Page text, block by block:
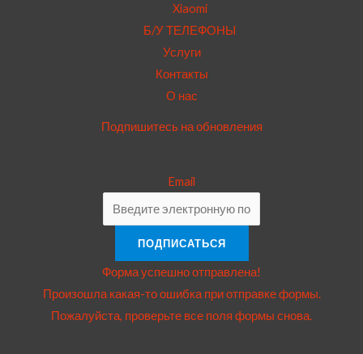
Xiaomi
Б/У ТЕЛЕФОНЫ
Услуги
Контакты
О нас
Подпишитесь на обновления
Email
ПОДПИСАТЬСЯ
Форма успешно отправлена!
Произошла какая-то ошибка при отправке формы.
Пожалуйста, проверьте все поля формы снова.